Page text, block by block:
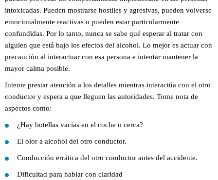
intoxicadas. Pueden mostrarse hostiles y agresivas, pueden volverse
emocionalmente reactivas o pueden estar particularmente
confundidas. Por lo tanto, nunca se sabe qué esperar al tratar con
alguien que está bajo los efectos del alcohol. Lo mejor es actuar con
precaución al interactuar con esa persona e intentar mantener la
mayor calma posible.
Intente prestar atención a los detalles mientras interactúa con el otro
conductor y espera a que lleguen las autoridades. Tome nota de
aspectos como:
¿Hay botellas vacías en el coche o cerca?
El olor a alcohol del otro conductor.
Conducción errática del otro conductor antes del accidente.
Dificultad para hablar con claridad